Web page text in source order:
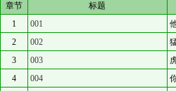
章节
标题
1
001
2
002
3
003
4
004